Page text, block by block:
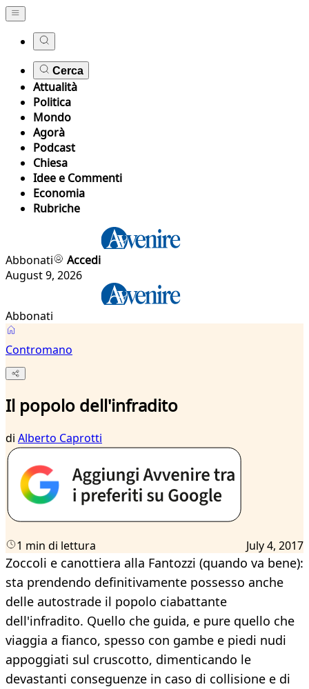
Cerca
Attualità
Politica
Mondo
Agorà
Podcast
Chiesa
Idee e Commenti
Economia
Rubriche
Abbonati
Accedi
August 9, 2026
Abbonati
Contromano
Il popolo dell'infradito
di Alberto Caprotti
1 min di lettura July 4, 2017
Zoccoli e canottiera alla Fantozzi (quando va bene):
sta prendendo definitivamente possesso anche
delle autostrade il popolo ciabattante
dell'infradito. Quello che guida, e pure quello che
viaggia a fianco, spesso con gambe e piedi nudi
appoggiati sul cruscotto, dimenticando le
devastanti conseguenze in caso di collisione e di